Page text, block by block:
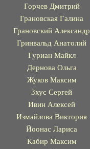
Горчев Дмитрий
Грановская Галина
Грановский Александр
Гринвальд Анатолий
Гуриан Майкл
Дернова Ольга
Жуков Максим
Зхус Сергей
Ивин Алексей
Измайлова Виктория
Йоонас Лариса
Кабир Максим